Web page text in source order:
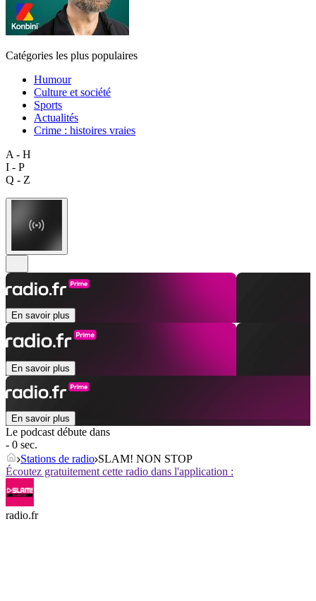
Catégories les plus populaires
Humour
Culture et société
Sports
Actualités
Crime : histoires vraies
A - H
I - P
Q - Z
En savoir plus
En savoir plus
En savoir plus
Le podcast débute dans
- 0 sec.
Stations de radio SLAM! NON STOP
Écoutez gratuitement cette radio dans l'application :
radio.fr